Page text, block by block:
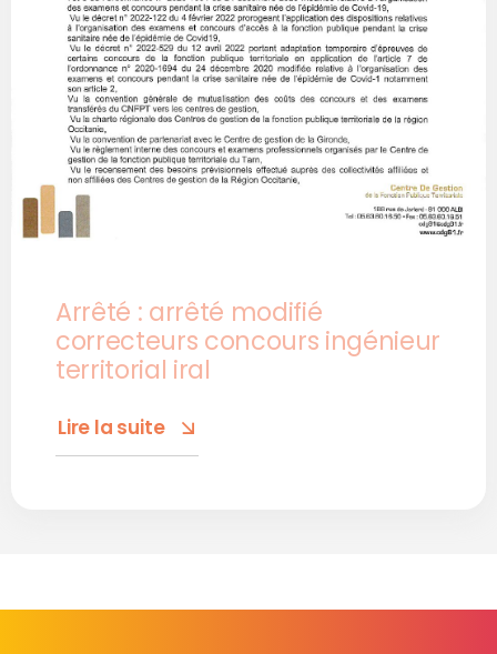
Arrêté : arrêté modifié
correcteurs concours ingénieur
territorial iral
Lire la suite